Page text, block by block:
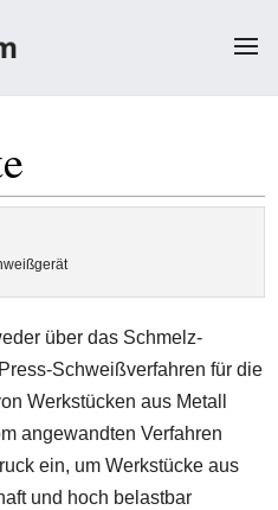
über das Schmelz-
Schweißverfahren für die
Werkstücken aus Metall
angewandten Verfahren
ein, um Werkstücke aus
und hoch belastbar